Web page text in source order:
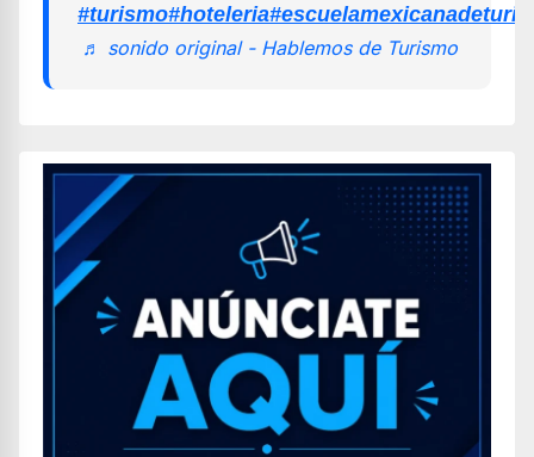
#turismo#hoteleria
♬ sonido original - Hablemos de Turismo